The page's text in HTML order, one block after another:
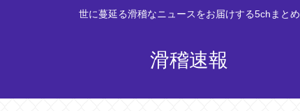
世に蔓延る滑稽なニュースをお届けする5chまとめ
滑稽速報